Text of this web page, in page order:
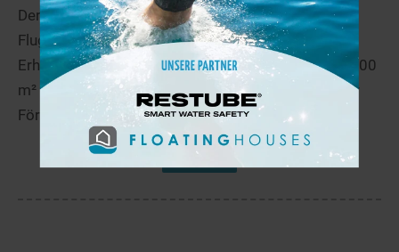
Der Langener Waldsee südöstlich des Frankfurter
Flughafens ist das größte Freizeit- und
Erholungszentrum im Rhein-Main-Gebiet. Die 720.000
m² große Wasserfläche liegt in einem seit 1927 zur
Förderung von...